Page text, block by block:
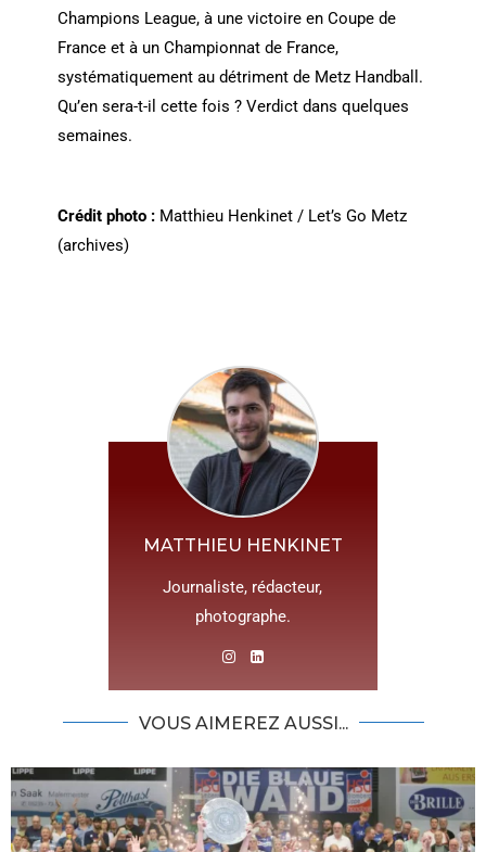
Champions League, à une victoire en Coupe de
France et à un Championnat de France,
systématiquement au détriment de Metz Handball.
Qu’en sera-t-il cette fois ? Verdict dans quelques
semaines.
Crédit photo :Matthieu Henkinet / Let’s Go Metz
(archives)
MATTHIEU HENKINET
Journaliste, rédacteur,
photographe.
VOUS AIMEREZ AUSSI...